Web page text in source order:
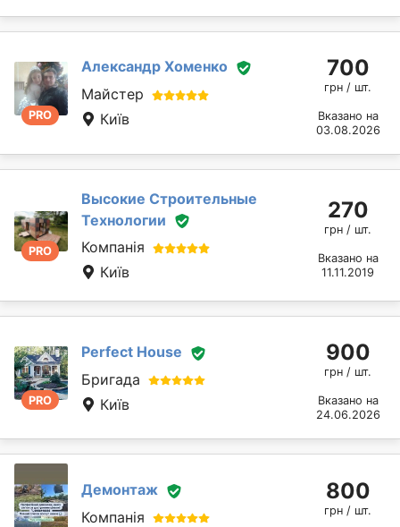
PRO
Александр Хоменко
Майстер
Київ
700
грн / шт.
Вказано на
03.08.2026
PRO
Высокие Строительные
Технологии
Компанія
Київ
270
грн / шт.
Вказано на
11.11.2019
PRO
Perfect House
Бригада
Київ
900
грн / шт.
Вказано на
24.06.2026
Демонтаж
Компанія
800
грн / шт.